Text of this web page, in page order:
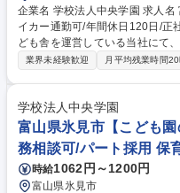
企業名 学校法人中央学園 求人名 富山県氷見市【こども園の保育教諭】マ
イカー通勤可/年間休日120日/正社員 仕事の内容 認定こども園ひみ
ども舎を運営している当社にて
お任せいたします。1クラス20
補助、お散歩の同行■年間行事や
作成や保護者様との連絡対応（
度の保育業務となります。複数
クを大切にしながら業務を進め
の指定する業務 募集職種 富山県氷見市【こども園の保育教諭】マイカー
通勤可/年間休日120日/正社員
業界未経験歓迎 月平均残業時間
学校法人中央学園
富山県氷見市【こども
務相談可/パート採用 保
時給1062円～1200円
富山県氷見市